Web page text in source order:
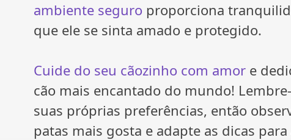
ambiente seguro proporciona
que ele se sinta amado e protegido.
Cuide do seu cãozinho com amor e
cão mais encantado do mundo!
suas próprias preferências, então
patas mais gosta e adapte as dicas